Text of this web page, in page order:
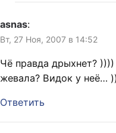
asnas:
Вт, 27 Ноя, 2007 в 14:52
Чё правда дрыхнет?
жевала? Видок у неё…
Ответить